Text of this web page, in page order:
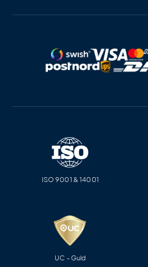
ISO 9001 & 14001
UC - Guld